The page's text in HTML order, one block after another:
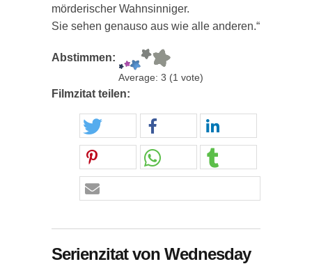
mörderischer Wahnsinniger.
Sie sehen genauso aus wie alle anderen.“
Abstimmen:
Average: 3 (1 vote)
Filmzitat teilen:
Serienzitat von Wednesday